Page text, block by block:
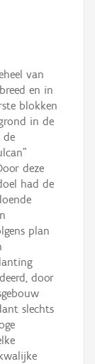
van
en in
blokken
in de
de
deze
had de
plan
door
slechts